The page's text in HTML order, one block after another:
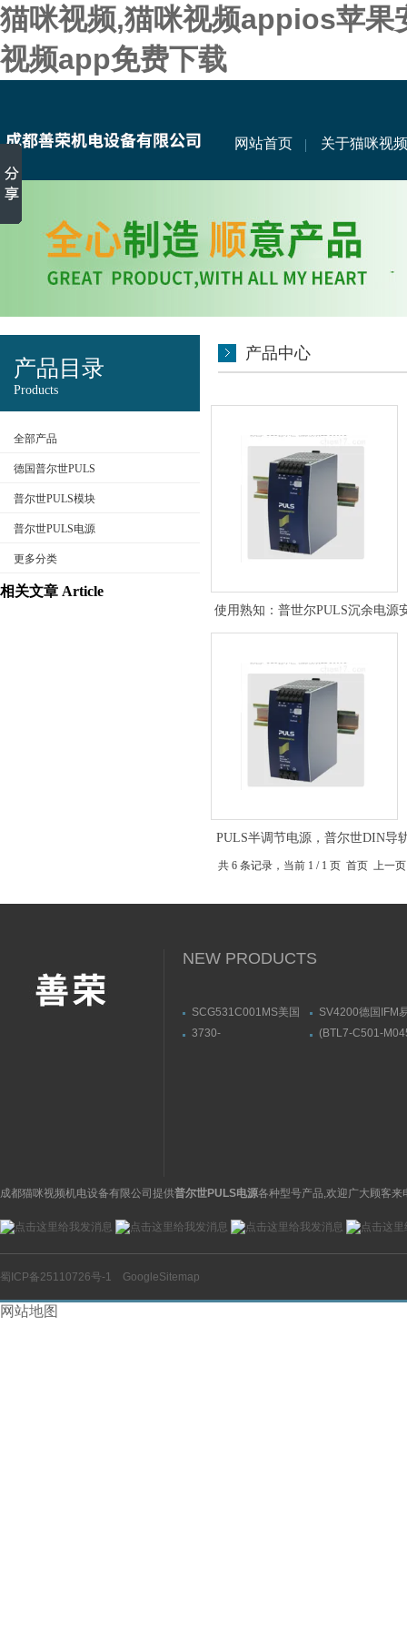
猫咪视频,猫咪视频appios苹果
视频app免费下载
网站首页 关于猫咪视频
产品目录
Products
全部产品
德国普尔世PULS
普尔世PULS模块
普尔世PULS电源
更多分类
相关文章 Article
产品中心
使用熟知：普世尔PULS沉余电源
PULS半调节电源，普尔世DIN导
共 6 条记录，当前 1 / 1 页 首页 上
NEW PRODUCTS
SCG531C001MS美国
ASCO阿斯卡电磁阀有货
SV4200德国IFM
流量传感器带显
3730-
(BTL7-C501-
成都猫咪视频机电设备有限公司提供普尔世PULS电源各种型号产品,欢迎广大顾客来
蜀ICP备25110726号-1 GoogleSitemap
网站地图